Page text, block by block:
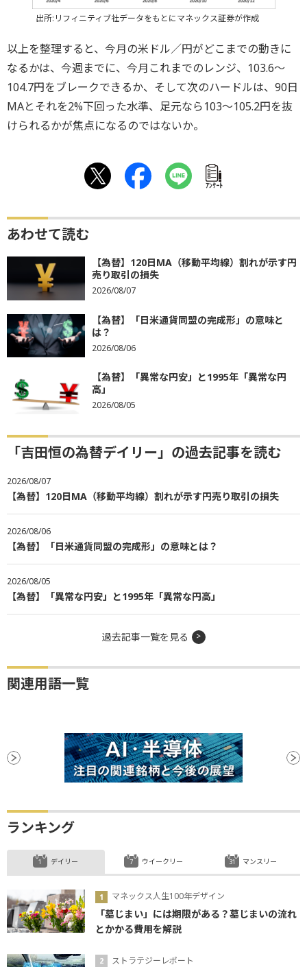
出所:リフィニティブ社データをもとにマネックス証券が作成
以上を整理すると、今月の米ドル／円がどこまでの動きに
なるかは、今週までに、今月これまでのレンジ、103.6～
104.7円をブレークできるか、そして次のハードルは、90日
MAとそれを2%下回った水準、足元なら103～105.2円を抜
けられるかが焦点になるのではないか。
ｱﾝｹｰﾄ
あわせて読む
【為替】120日MA（移動平均線）割れが示す円
売り取引の損失
2026/08/07
【為替】「日米通貨同盟の完成形」の意味と
は？
2026/08/06
【為替】「異常な円安」と1995年「異常な円
高」
2026/08/05
「吉田恒の為替デイリー」の過去記事を読む
2026/08/07
【為替】120日MA（移動平均線）割れが示す円売り取引の損失
2026/08/06
【為替】「日米通貨同盟の完成形」の意味とは？
2026/08/05
【為替】「異常な円安」と1995年「異常な円高」
過去記事一覧を見る
関連用語一覧
ランキング
デイリー
マネックス人生100年デザイン
「墓じまい」には期限がある？墓じまいの流れ
とかかる費用を解説
ストラテジーレポート
ウイークリー マンスリー